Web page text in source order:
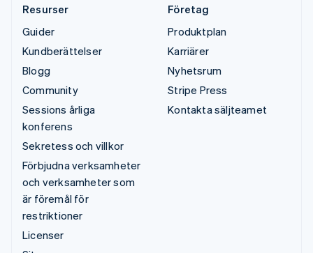
Resurser
Guider
Kundberättelser
Blogg
Community
Sessions årliga
konferens
Sekretess och villkor
Förbjudna verksamheter
och verksamheter som
är föremål för
restriktioner
Licenser
Företag
Produktplan
Karriärer
Nyhetsrum
Stripe Press
Kontakta säljteamet